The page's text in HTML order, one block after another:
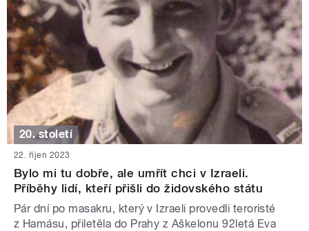
20. století
22. říjen 2023
Bylo mi tu dobře, ale umřít chci v Izraeli.
Příběhy lidí, kteří přišli do židovského státu
Pár dní po masakru, který v Izraeli provedli teroristé
z Hamásu, přiletěla do Prahy z Aškelonu 92letá Eva